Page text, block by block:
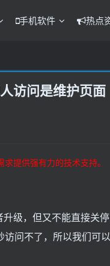
手机软件 热点
访问是维护页面
提供强有力的技术支持。
级，但又不能直接关
问不了，所以我们可